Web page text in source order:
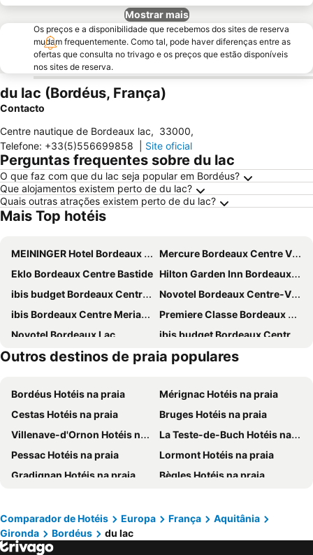
Mostrar mais
Os preços e a disponibilidade que recebemos dos sites de reserva
mudam frequentemente. Como tal, pode haver diferenças entre as
ofertas que consulta no trivago e os preços que estão disponíveis
nos sites de reserva.
du lac (Bordéus, França)
Contacto
Centre nautique de Bordeaux lac, 33000,
Telefone: +33(5)556699858 Site oficial
Perguntas frequentes sobre du lac
O que faz com que du lac seja popular em Bordéus?
Que alojamentos existem perto de du lac?
Quais outras atrações existem perto de du lac?
Mais Top hotéis
MEININGER Hotel Bordeaux Gare Saint-jean
Mercure Bordeaux Centre Ville
Eklo Bordeaux Centre Bastide Hilton Garden Inn Bordeaux Centre
ibis budget Bordeaux Centre Mériadeck
Novotel Bordeaux Centre-Ville
ibis Bordeaux Centre Meriadeck
Premiere Classe Bordeaux Nord - Lac
Novotel Bordeaux Lac
ibis budget Bordeaux Centre Gare Saint Jean
ibis budget Bordeaux Centre Bastide
Ace Hotel Bordeaux Cestas
Kyriad Direct Bordeaux Sud Cestas
ibis Bordeaux Centre Bastide
Novotel Bordeaux Centre Gare Saint Jean
B&B HOTEL Bordeaux Centre Gare Saint-Jean
Campanile NATURE - Bordeaux Lac
JOST Hôtel Bordeaux Centre Gare Saint Jean
B&B HOTEL Bordeaux Lac Sur Bruges
hotelF1 Bordeaux Ville
Hôtel 56
Premiere Classe Bordeaux Ouest - Mérignac Aéroport
Hôtel du Théâtre
ibis Bordeaux Centre Gare Saint Jean Euratlantique
ibis Styles Bordeaux Meriadeck
Outros destinos de praia populares
Bordéus Hotéis na praia
Mérignac Hotéis na praia
Cestas Hotéis na praia
Bruges Hotéis na praia
Villenave-d'Ornon Hotéis na praia
La Teste-de-Buch Hotéis na praia
Pessac Hotéis na praia
Lormont Hotéis na praia
Gradignan Hotéis na praia
Bègles Hotéis na praia
Saintes Hotéis na praia
Saint-Emilion Hotéis na praia
Le Bouscat Hotéis na praia
Comparador de Hotéis Europa França
Aquitânia
Gironda
Bordéus du lac